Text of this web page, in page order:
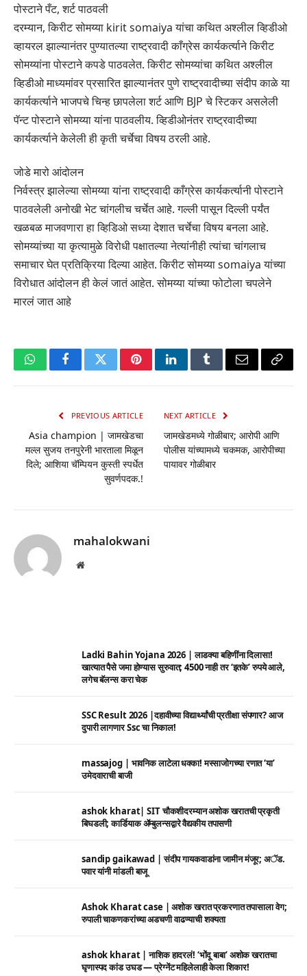
पोस्टाने पँट, शर्ट पाठवली
दरम्यान, किरीट सोमय्या kirit somaiya यांचा कथित अश्लील व्हिडीओ
व्हायरल झाल्यानंतर पुण्यातल्या राष्ट्रवादी काँग्रेस कार्यकर्त्याने किरीट
सोमय्यांना पोस्टाने कपडे पाठवलेत. किरीट सोमय्यांचा कथित अश्लील
व्हिडीओ माध्यमांवर प्रसारित झाल्यानंतर पुणे राष्ट्रवादीच्या संदीप काळे या
कार्यकर्त्याने भाजपचे चिन्ह छापलेला शर्ट आणि BJP चे स्टिकर असलेली
पॅन्ट पोस्टाने सोमय्या यांना पाठवलीय. व्हिडीओनंतर राष्ट्रवादीच्या
कार्यकर्त्याने केलेली ही कृती चर्चेचा विषय ठरली आहे.
जोडे मारो आंदोलन
निर्वस्त्र झालेल्या सोमय्या यांना राष्ट्रवादी काँग्रेस कार्यकर्त्यानी पोस्टाने
पाठवलेली अनोखी भेट चांगलीच चर्चेत आहे. गल्ली पासून दिल्ली पर्यंत
खळबळ माजवणारा हा व्हिडिओ सध्या देशात चर्चेचा विषय बनला आहे.
सोमय्यांच्या या कृत्यामुळे विरोधी पक्षातल्या नेत्यांनीही त्यांचा चांगलाच
समाचार घेत प्रतिक्रिया दिल्या आहेत. किरीट सोमय्या somaiya यांच्या
विरोधात आंदोलन ही केलं जातं आहेत. सोमय्या यांच्या फोटोला चपलेने
मारलं जात आहे
WhatsAppFacebookTwitterPinterestLinkedInTumblrEmail Copy
PREVIOUS ARTICLE
Asia champion | जामखेडचा
मल्ल सुजय तनपुरेनी भारताला मिळून
दिले; आशिया चॅम्पियन कुस्ती स्पर्धेत
सुवर्णपदक.!
NEXT ARTICLE
जामखेडमध्ये गोळीबार; आरोपी आणि
पोलीस यांच्यामध्ये चकमक, आरोपीच्या
पायावर गोळीबार
mahalokwani
Website
Ladki Bahin Yojana 2026 | लाडक्या बहिणींना दिलासा!
खात्यात पैसे जमा होण्यास सुरुवात; 4500 नाही तर ‘इतके’ रुपये आले,
लगेच बॅलन्स करा चेक
SSC Result 2026 |दहावीच्या विद्यार्थ्यांची प्रतीक्षा संपणार? आज
दुपारी लागणार Ssc चा निकाल!
massajog | भावनिक लाटेला धक्का! मस्साजोगच्या रणात ‘या’
उमेदवाराची बाजी
ashok kharat| SIT चौकशीदरम्यान अशोक खरातची प्रकृती
बिघडली; कार्डियाक ॲम्बुलन्सद्वारे वैद्यकीय तपासणी
sandip gaikawad | संदीप गायकवाडांना जामीन मंजूर; अॅड.
पवार यांनी मांडली बाजू
Ashok Kharat case | अशोक खरात प्रकरणात तपासाला वेग;
रुपाली चाकणकरांच्या अडचणी वाढण्याची शक्यता
ashok kharat | नाशिक हादरलं! ‘भोंदू बाबा’ अशोक खरातचा
घृणास्पद कांड उघड — प्रेग्नेंट महिलेलाही केला शिकार!